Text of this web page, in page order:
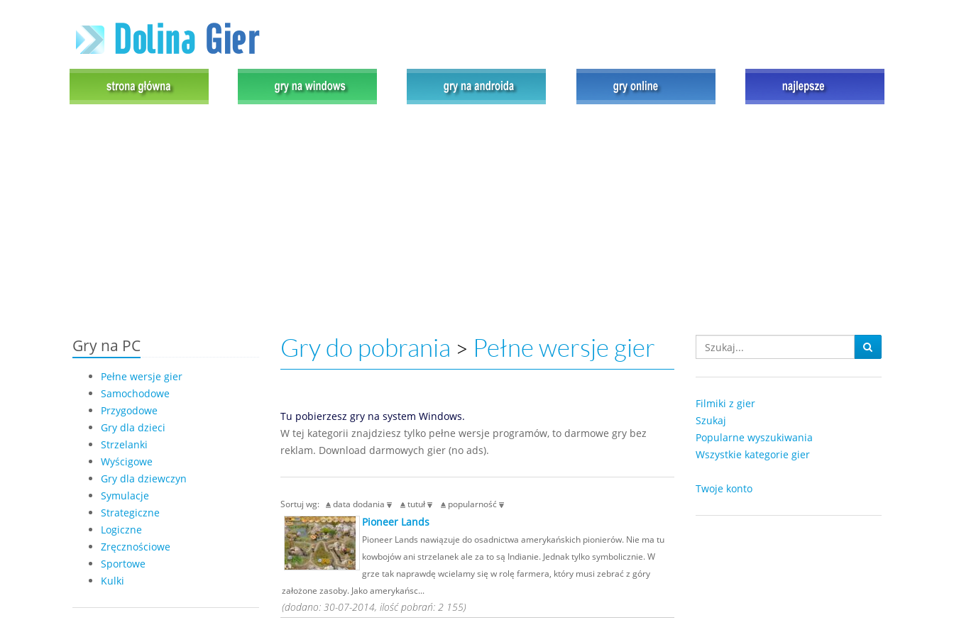
Gry na PC
Pełne wersje gier
Samochodowe
Przygodowe
Gry dla dzieci
Strzelanki
Wyścigowe
Gry dla dziewczyn
Symulacje
Strategiczne
Logiczne
Zręcznościowe
Sportowe
Kulki
Gry do pobrania > Pełne wersje gier
Tu pobierzesz gry na system Windows.
W tej kategorii znajdziesz tylko pełne wersje programów, to darmowe gry bez
reklam. Download darmowych gier (no ads).
Sortuj wg: data dodania tutuł popularność
Pioneer Lands
Pioneer Lands nawiązuje do osadnictwa amerykańskich pionierów. Nie ma tu
kowbojów ani strzelanek ale za to są Indianie. Jednak tylko symbolicznie. W
grze tak naprawdę wcielamy się w rolę farmera, który musi zebrać z góry
założone zasoby. Jako amerykańsc...
(dodano: 30-07-2014, ilość pobrań: 2 155)
Filmiki z gier
Szukaj
Popularne wyszukiwania
Wszystkie kategorie gier
Twoje konto